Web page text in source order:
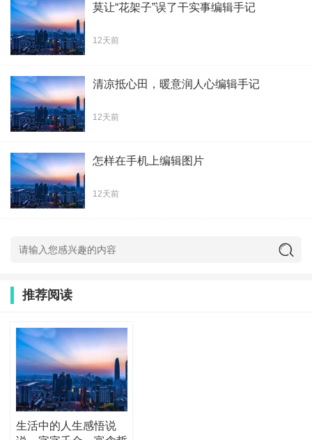
莫让“花架子”误了干实事编辑手记
12天前
清凉抵心田，暖意润人心编辑手记
12天前
怎样在手机上编辑图片
12天前
推荐阅读
生活中的人生感悟说